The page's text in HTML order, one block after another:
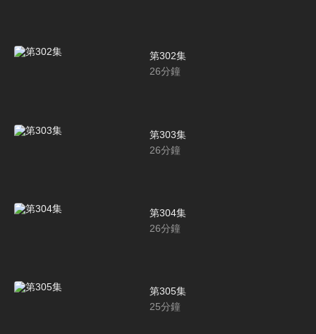
第302集
26分鐘
第303集
26分鐘
第304集
26分鐘
第305集
25分鐘